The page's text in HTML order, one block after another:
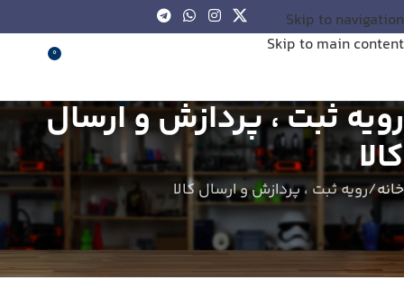
Skip to navigation
Skip to main content
0
رویه ثبت ، پردازش و ارسال
کالا
خانه رویه ثبت ، پردازش و ارسال کالا
شما از خارج از ایران به وبسایت متصل شده اید و سفارش شما ثبت نمی شود. لطفا از اینترنت
داخلی استفاده کنید.